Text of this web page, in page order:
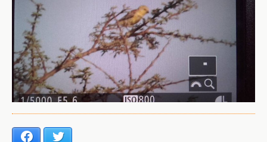
Facebook